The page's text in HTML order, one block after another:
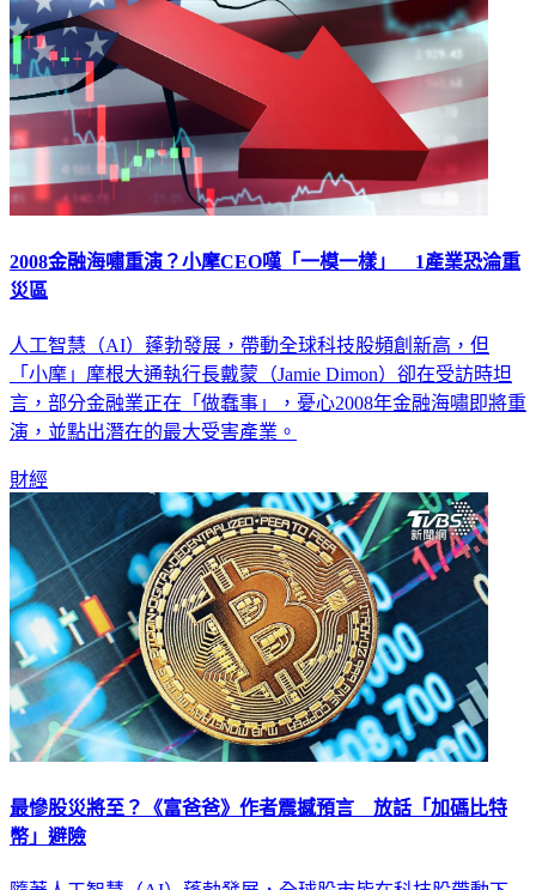
2008金融海嘯重演？小摩CEO嘆「一模一樣」 1產業恐淪重
災區
人工智慧（AI）蓬勃發展，帶動全球科技股頻創新高，但
「小摩」摩根大通執行長戴蒙（Jamie Dimon）卻在受訪時坦
言，部分金融業正在「做蠢事」，憂心2008年金融海嘯即將重
演，並點出潛在的最大受害產業。
財經
最慘股災將至？《富爸爸》作者震撼預言 放話「加碼比特
幣」避險